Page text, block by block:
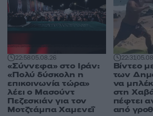
22:5805.08.26
«Σύννεφα» στο Ιράν:
«Πολύ δύσκολη η
επικοινωνία τώρα»
λέει ο Μασούντ
Πεζεσκιάν για τον
Μοτζτάμπα Χαμενεΐ
22:31
Βίντεο
των
να
στη
πέφτει
από